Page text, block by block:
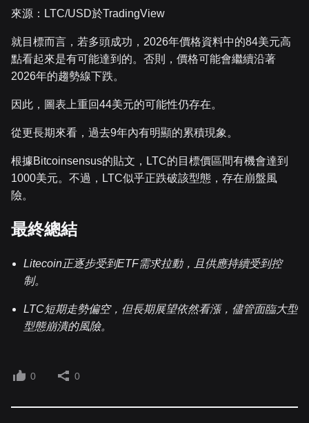
來源：LTC/USD於TradingView
就目標而言，若多頭成功，2026年價格資料中的84美元高
點看起來是有可能達到的。否則，價格可能會繼續沿著
2026年的趨勢線下跌。
因此，圖表上重回44美元的可能性仍存在。
從更長期來看，過去9年內有明顯的累積現象。
根據Bitcoinsensus的貼文，LTC的目標價區間有機會達到
1000美元。不過，LTC似乎正跌破該型態，存在崩盤風
險。
最終總結
Litecoin正逐步受到ETF需求拉動，且供應持續受到控
制。
LTC短期走勢偏空，但長期展望依然看漲，儘管面臨大型
型態崩潰的風險。
0 0